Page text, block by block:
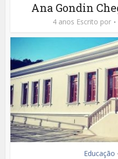
Ana Gondin
4 anos Escrito por
Educação